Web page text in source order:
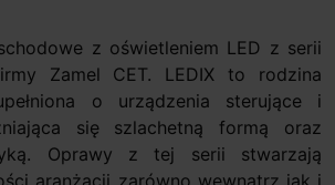
z oświetleniem LED z serii
Zamel CET. LEDIX to rodzina
o urządzenia sterujące i
się szlachetną formą oraz
Oprawy z tej serii stwarzają
aranżacji zarówno wewnątrz jak i